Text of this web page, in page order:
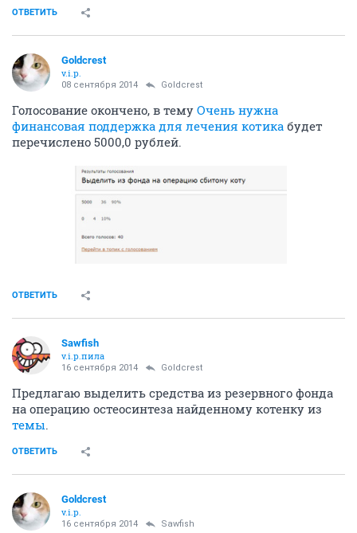
ОТВЕТИТЬ
Goldcrest
v.i.p.
08 сентября 2014 Goldcrest
Голосование окончено, в тему Очень нужна
финансовая поддержка для лечения котика будет
перечислено 5000,0 рублей.
ОТВЕТИТЬ
Sawfish
v.i.p.пила
16 сентября 2014 Goldcrest
Предлагаю выделить средства из резервного фонда
на операцию остеосинтеза найденному котенку из
темы.
ОТВЕТИТЬ
Goldcrest
v.i.p.
16 сентября 2014 Sawfish